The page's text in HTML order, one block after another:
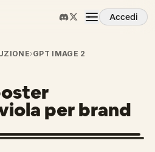
Accedi
›GPT IMAGE 2
per brand